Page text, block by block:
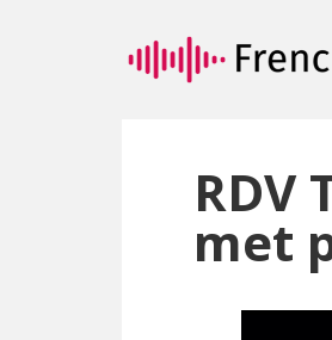
au
contenu
la
RDV
met